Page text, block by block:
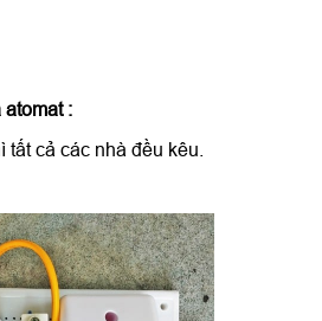
atomat :
cả các nhà đều kêu.